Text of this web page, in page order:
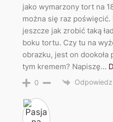
jako wymarzony tort na
można się raz poświęcić.
jeszcze jak zrobić taką
boku tortu. Czy tu na
obrazku, jest on
tym kremem? Napiszę…
0 Odpowiedz